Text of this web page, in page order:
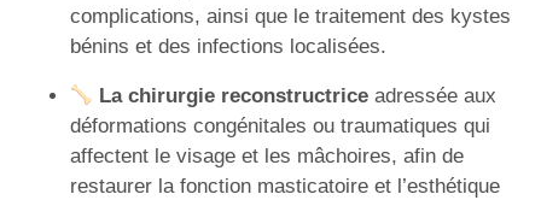
complications, ainsi que le traitement des kystes
bénins et des infections localisées.
La chirurgie reconstructrice adressée aux
déformations congénitales ou traumatiques qui
affectent le visage et les mâchoires, afin de
restaurer la fonction masticatoire et l’esthétique